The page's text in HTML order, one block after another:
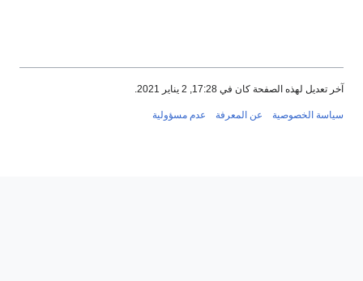
آخر تعديل لهذه الصفحة كان في 17:28, 2 يناير 2021.
سياسة الخصوصية عن المعرفة عدم مسؤولية